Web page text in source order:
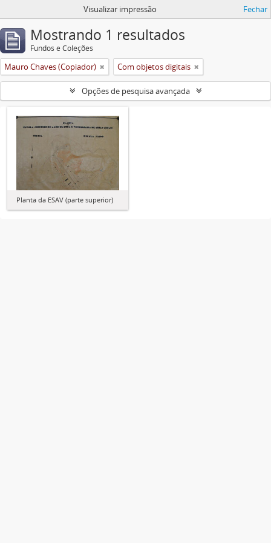
Visualizar impressão Fechar
Mostrando 1 resultados
Fundos e Coleções
Mauro Chaves (Copiador) Com objetos digitais
Opções de pesquisa avançada
Planta da ESAV (parte superior)